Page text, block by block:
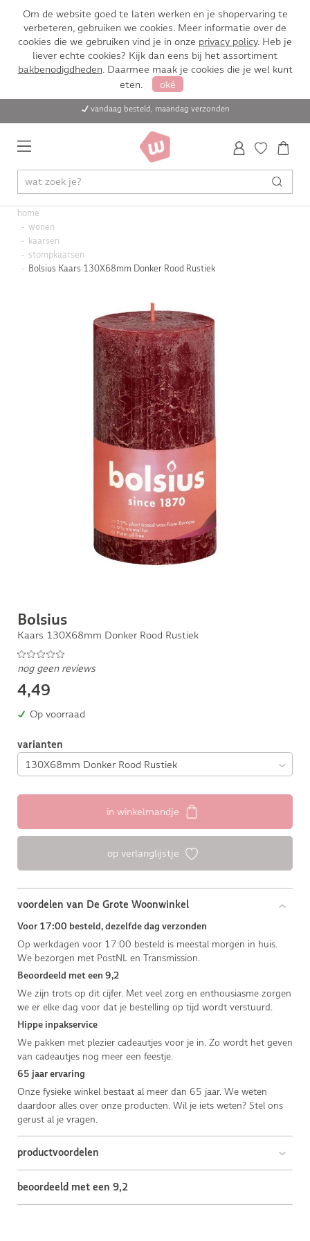
Om de website goed te laten werken en je shopervaring te
verbeteren, gebruiken we cookies. Meer informatie over de
cookies die we gebruiken vind je in onze privacy policy. Heb je
liever echte cookies? Kijk dan eens bij het assortiment
bakbenodigdheden. Daarmee maak je cookies die je wel kunt
eten.
oké
vandaag besteld, maandag verzonden
home
wonen
kaarsen
stompkaarsen
Bolsius Kaars 130X68mm Donker Rood Rustiek
Bolsius
Kaars 130X68mm Donker Rood Rustiek
nog geen reviews
4,49
Op voorraad
varianten
in winkelmandje
op verlanglijstje
voordelen van De Grote Woonwinkel
Voor 17:00 besteld, dezelfde dag verzonden
Op werkdagen voor 17:00 besteld is meestal morgen in huis.
We bezorgen met PostNL en Transmission.
Beoordeeld met een 9,2
We zijn trots op dit cijfer. Met veel zorg en enthousiasme zorgen
we er elke dag voor dat je bestelling op tijd wordt verstuurd.
Hippe inpakservice
We pakken met plezier cadeautjes voor je in. Zo wordt het geven
van cadeautjes nog meer een feestje.
65 jaar ervaring
Onze fysieke winkel bestaat al meer dan 65 jaar. We weten
daardoor alles over onze producten. Wil je iets weten? Stel ons
gerust al je vragen.
productvoordelen
beoordeeld met een 9,2